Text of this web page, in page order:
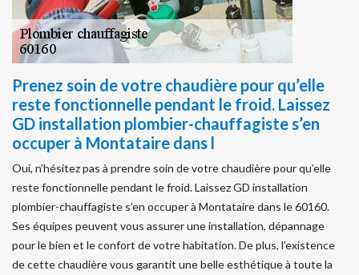
Prenez soin de votre chaudière pour qu’elle
reste fonctionnelle pendant le froid. Laissez
GD installation plombier-chauffagiste s’en
occuper à Montataire dans l
Oui, n’hésitez pas à prendre soin de votre chaudière pour qu’elle
reste fonctionnelle pendant le froid. Laissez GD installation
plombier-chauffagiste s’en occuper à Montataire dans le 60160.
Ses équipes peuvent vous assurer une installation, dépannage
pour le bien et le confort de votre habitation. De plus, l’existence
de cette chaudière vous garantit une belle esthétique à toute la